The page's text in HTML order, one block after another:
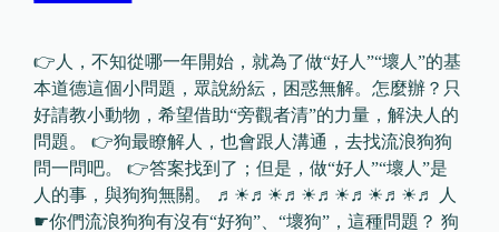
👉人，不知從哪一年開始，就為了做“好人”“壞人”的基
本道德這個小問題，眾說紛紜，困惑無解。怎麼辦？只
好請教小動物，希望借助“旁觀者清”的力量，解決人的
問題。 👉狗最瞭解人，也會跟人溝通，去找流浪狗狗
問一問吧。 👉答案找到了；但是，做“好人”“壞人”是
人的事，與狗狗無關。 ♬☀♬☀♬☀♬☀♬☀♬☀♬ 人
☛你們流浪狗狗有沒有“好狗”、“壞狗”，這種問題？ 狗